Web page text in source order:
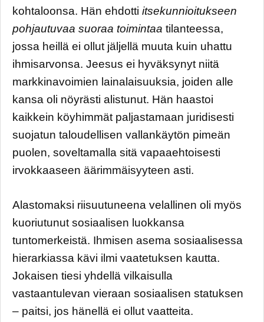
kohtaloonsa. Hän ehdotti itsekunnioitukseen
pohjautuvaa suoraa toimintaa tilanteessa,
jossa heillä ei ollut jäljellä muuta kuin uhattu
ihmisarvonsa. Jeesus ei hyväksynyt niitä
markkinavoimien lainalaisuuksia, joiden alle
kansa oli nöyrästi alistunut. Hän haastoi
kaikkein köyhimmät paljastamaan juridisesti
suojatun taloudellisen vallankäytön pimeän
puolen, soveltamalla sitä vapaaehtoisesti
irvokkaaseen äärimmäisyyteen asti.
Alastomaksi riisuutuneena velallinen oli myös
kuoriutunut sosiaalisen luokkansa
tuntomerkeistä. Ihmisen asema sosiaalisessa
hierarkiassa kävi ilmi vaatetuksen kautta.
Jokaisen tiesi yhdellä vilkaisulla
vastaantulevan vieraan sosiaalisen statuksen
– paitsi, jos hänellä ei ollut vaatteita.